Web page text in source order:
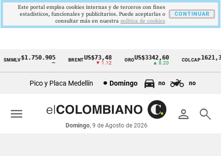
Cintillo
económicos
Colombia
$1.750.905 BRENTUS$73,48
▼ 1.12
OROUS$3342,60
▲ 8.20
COLCAP
Pico y Placa Medellín Domingo no no
person search
Domingo, 9 de Agosto de 2026
menu
Este portal emplea cookies internas y de terceros con fines
estadísticos, funcionales y publicitarios. Puede aceptarlas o
consultar más en nuestra politica de cookies
CONTINUAR